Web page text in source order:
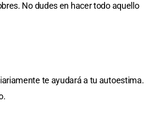
No dudes en hacer todo aquello
te ayudará a tu autoestima.